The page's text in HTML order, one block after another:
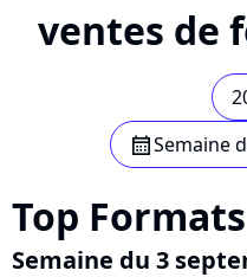
ventes de
calendarSemaine
Top
Semaine du 3